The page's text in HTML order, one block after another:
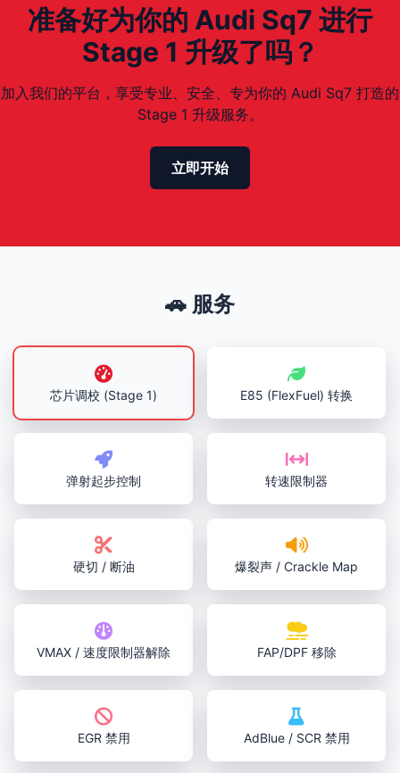
准备好为你的 Audi Sq7 进行
Stage 1 升级了吗？
加入我们的平台，享受专业、安全、专为你的 Audi Sq7 打造的
Stage 1 升级服务。
立即开始
🚗 服务
芯片调校 (Stage 1) E85 (FlexFuel) 转换
弹射起步控制 转速限制器
硬切 / 断油 爆裂声 / Crackle Map
VMAX / 速度限制器解除 FAP/DPF 移除
EGR 禁用 AdBlue / SCR 禁用